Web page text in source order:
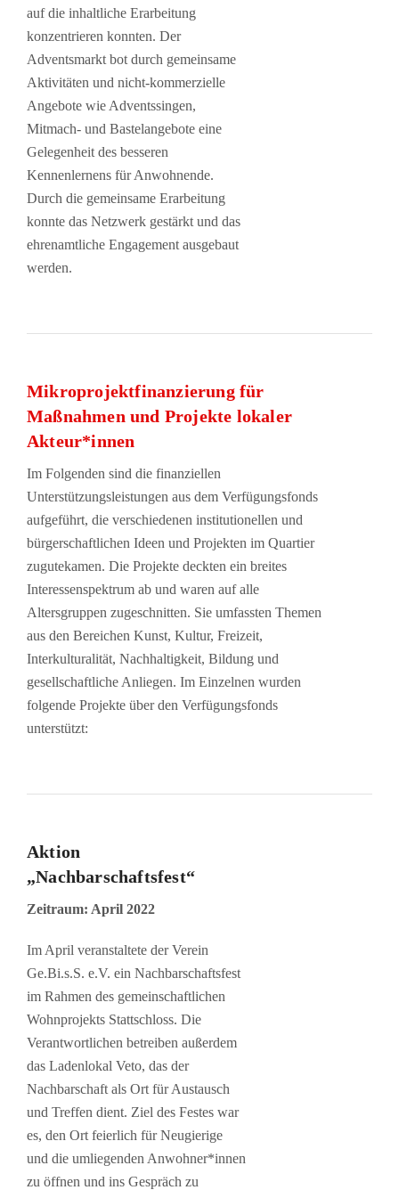
auf die inhaltliche Erarbeitung
konzentrieren konnten. Der
Adventsmarkt bot durch gemeinsame
Aktivitäten und nicht-kommerzielle
Angebote wie Adventssingen,
Mitmach- und Bastelangebote eine
Gelegenheit des besseren
Kennenlernens für Anwohnende.
Durch die gemeinsame Erarbeitung
konnte das Netzwerk gestärkt und das
ehrenamtliche Engagement ausgebaut
werden.
Mikroprojektfinanzierung für
Maßnahmen und Projekte lokaler
Akteur*innen
Im Folgenden sind die finanziellen
Unterstützungsleistungen aus dem Verfügungsfonds
aufgeführt, die verschiedenen institutionellen und
bürgerschaftlichen Ideen und Projekten im Quartier
zugutekamen. Die Projekte deckten ein breites
Interessenspektrum ab und waren auf alle
Altersgruppen zugeschnitten. Sie umfassten Themen
aus den Bereichen Kunst, Kultur, Freizeit,
Interkulturalität, Nachhaltigkeit, Bildung und
gesellschaftliche Anliegen. Im Einzelnen wurden
folgende Projekte über den Verfügungsfonds
unterstützt:
Aktion
„Nachbarschaftsfest“
Zeitraum: April 2022
Im April veranstaltete der Verein
Ge.Bi.s.S. e.V. ein Nachbarschaftsfest
im Rahmen des gemeinschaftlichen
Wohnprojekts Stattschloss. Die
Verantwortlichen betreiben außerdem
das Ladenlokal Veto, das der
Nachbarschaft als Ort für Austausch
und Treffen dient. Ziel des Festes war
es, den Ort feierlich für Neugierige
und die umliegenden Anwohner*innen
zu öffnen und ins Gespräch zu